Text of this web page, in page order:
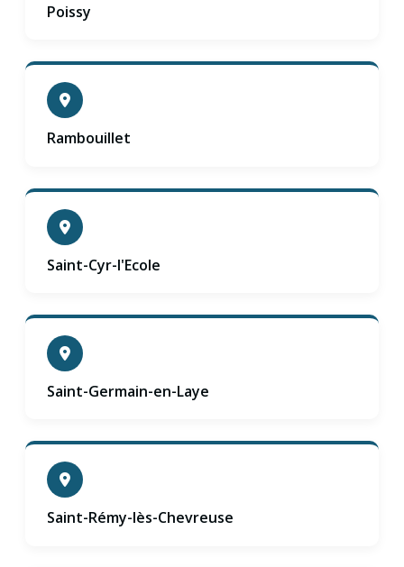
Poissy
Rambouillet
Saint-Cyr-l'Ecole
Saint-Germain-en-Laye
Saint-Rémy-lès-Chevreuse